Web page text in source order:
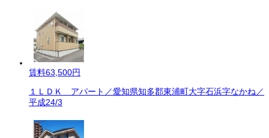
賃料63,500円
１ＬＤＫ アパート／愛知県知多郡東浦町大字石浜字なかね／
平成24/3